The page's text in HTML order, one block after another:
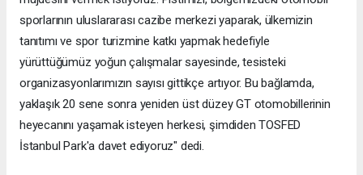
sporlarının uluslararası cazibe merkezi yaparak, ülkemizin
tanıtımı ve spor turizmine katkı yapmak hedefiyle
yürüttüğümüz yoğun çalışmalar sayesinde, tesisteki
organizasyonlarımızın sayısı gittikçe artıyor. Bu bağlamda,
yaklaşık 20 sene sonra yeniden üst düzey GT otomobillerinin
heyecanını yaşamak isteyen herkesi, şimdiden TOSFED
İstanbul Park'a davet ediyoruz" dedi.